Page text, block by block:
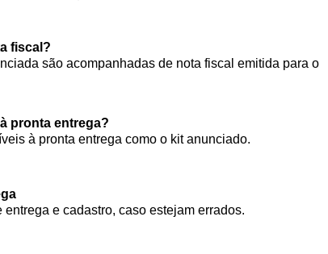
fiscal?
são acompanhadas de nota fiscal emitida para o
pronta entrega?
à pronta entrega como o kit anunciado.
e cadastro, caso estejam errados.